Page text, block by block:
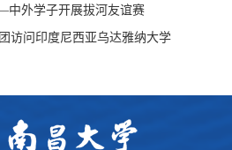
中外学子开展拔河友谊赛
访问印度尼西亚乌达雅纳大学